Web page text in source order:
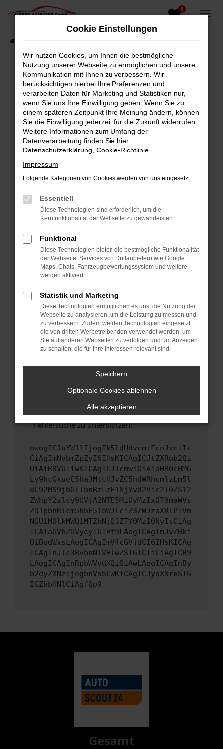
Zum
0
Fehler: Network Error
Beim Laden ist ein Fehler aufgetreten.
Hier sind ein paar Tipps, die dir helfen können:
Überprüfe deine Firewall und deine
Internetverbindung.
Laden andere Webseiten, zum Beispiel deine
Suchmaschine?
Prüfe deine Browsererweiterungen.
Manche Erweiterungen, wie Werbeblocker,
können das Laden bestimmter Seiten
verhindern. Funktioniert die Seite in einem
Fenster?
Starte dein Gerät neu.
Das kann manchmal helfen, vorübergehende
Probleme zu beheben.
Betriebssystem auf dem neuesten Stand
sind.
Veraltete Software birgt nicht nur ein
Sicherheitsrisiko, sondern kann auch dazu
führen, dass bestimmte Funktionen nicht mehr
unterstützt werden.
Wende dich an den Webseitenbetreiber.
Wenn du alle oben genannten Schritte versucht
hast, kontaktiere uns bitte. Wir werden
versuchen, das Problem zu beheben. Du kannst
uns diesen Text schicken, um uns bei der
Fehlersuche zu unterstützen:
ewogICJuYW1lIjogIk5ldHdvcmtFcnJvciIs
CiAgImNvbmZpZyI6IHsKICAgICJtZXRob2Qi
OiAiR0VUIiwKICAgICJ1cmwiOiAiaHR0cHM6
Ly9hcGkueC5ha3MtcHJvZC5hdWRhcmlzLm5l
dC92MS9jbGllbnRzLzE1NjYvd2Vic2l0ZS12
ZWhpY2xlcy9UVjA2NTE5MiUyMzIxOT9maWVs
ZD1pbnRlcm5hbE51bWJlciZ3ZWJzaXRlPTVm
NGU1MDlkMWQ1MTZhNjQ3ZTY0MzI0NyIsCiAg
ICAiaGVhZGVycyI6IHt9LAogICAgImJvZHki
OiBudWxsLAogICAgImV4cGVjdCI6IHsKICAg
ICAgInJlc3BvbnNlVHlwZSI6ICIiCiAgICB9
LAogICAgInRpbWVvdXQiOiAwLAogICAgInBy
b2dyZXNzIjogbnVsbCwKICAgICJyaXNreSI6
IGZhbHNlCiAgfQp9
Gesamt
Cookie Einstellungen
Wir nutzen Cookies, um Ihnen die bestmögliche
Nutzung unserer Webseite zu ermöglichen und unsere
Kommunikation mit Ihnen zu verbessern. Wir
berücksichtigen hierbei Ihre Präferenzen und
verarbeiten Daten für Marketing und Statistiken nur,
wenn Sie uns Ihre Einwilligung geben. Wenn Sie zu
einem späteren Zeitpunkt Ihre Meinung ändern, können
Sie die Einwilligung jederzeit für die Zukunft widerrufen.
Weitere Informationen zum Umfang der
Datenverarbeitung finden Sie hier:
Datenschutzerklärung Cookie-Richtlinie
Impressum
Folgende Kategorien von Cookies werden von uns eingesetzt:
Essentiell
Diese Technologien sind erforderlich, um die
Kernfunktionalität der Webseite zu gewährleisten.
Funktional
Diese Technologien bieten die bestmögliche Funktionalität
der Webseite. Services von Drittanbietern wie Google
Maps, Chats, Fahrzeugbewertungssystem und weitere
werden aktiviert.
Statistik und Marketing
Diese Technologien ermöglichen es uns, die Nutzung der
Webseite zu analysieren, um die Leistung zu messen und
zu verbessern. Zudem werden Technologien eingesetzt,
die von dritten Werbetreibenden verwendet werden, um
Sie auf anderen Webseiten zu verfolgen und um Anzeigen
zu schalten, die für Ihre Interessen relevant sind.
Speichern
Optionale Cookies ablehnen
Alle akzeptieren